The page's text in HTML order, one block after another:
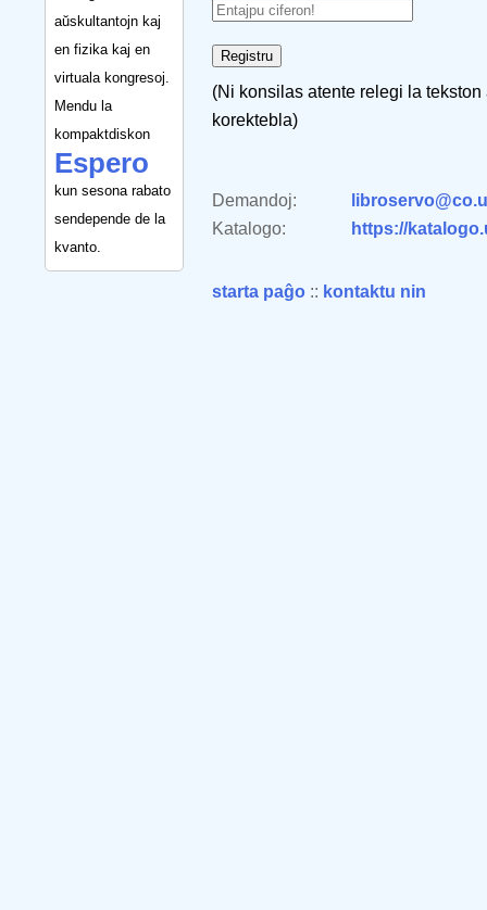
aŭskultantojn kaj
en fizika kaj en
virtuala kongresoj.
Mendu la
kompaktdiskon
Espero
kun sesona rabato
sendepende de la
kvanto.
(Ni konsilas atente relegi la
korektebla)
Demandoj:
Katalogo:
https://
starta paĝo :: kontaktu nin